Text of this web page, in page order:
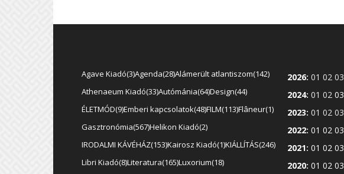
Agave Kiadó 3 Agenda 28Alámerült atlantiszom 142
Athenaeum Kiadó 33 Autómánia 64Design 44
ÉLETMÓD 9Emberi kapcsolatok 48FILM 113 Flâneur 1
Gasztronómia 567Helikon Kiadó 2
IRODALMI KÁVÉHÁZ 153 Kairosz Kiadó 1 KIÁLLÍTÁS 246
Libri Kiadó 8Literatura 165 Luxorium 18
2026: 01 02 03
2024: 01 02 03
2023: 01 02 03
2022: 01 02 03
2021: 01 02 03
2020: 01 02 03